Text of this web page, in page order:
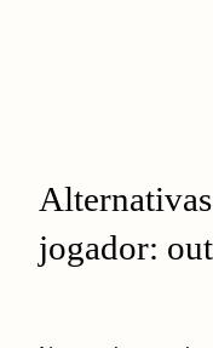
jogador: